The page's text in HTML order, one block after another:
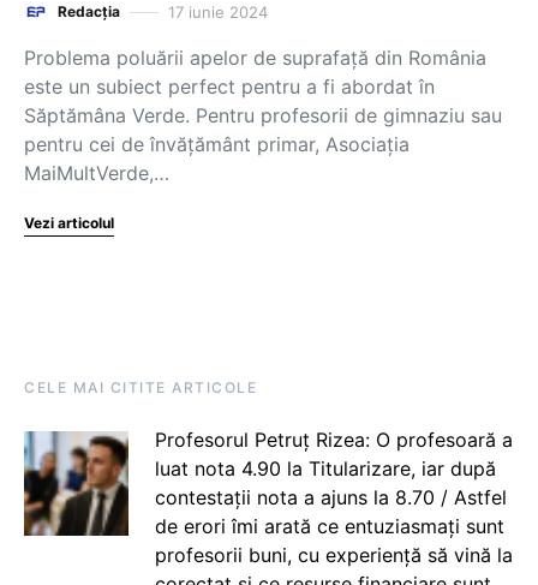
Redacția 17 iunie 2024
Problema poluării apelor de suprafață din România
este un subiect perfect pentru a fi abordat în
Săptămâna Verde. Pentru profesorii de gimnaziu sau
pentru cei de învățământ primar, Asociația
MaiMultVerde,…
Vezi articolul
CELE MAI CITITE ARTICOLE
Profesorul Petruț Rizea: O profesoară a
luat nota 4.90 la Titularizare, iar după
contestații nota a ajuns la 8.70 / Astfel
de erori îmi arată ce entuziasmați sunt
profesorii buni, cu experiență să vină la